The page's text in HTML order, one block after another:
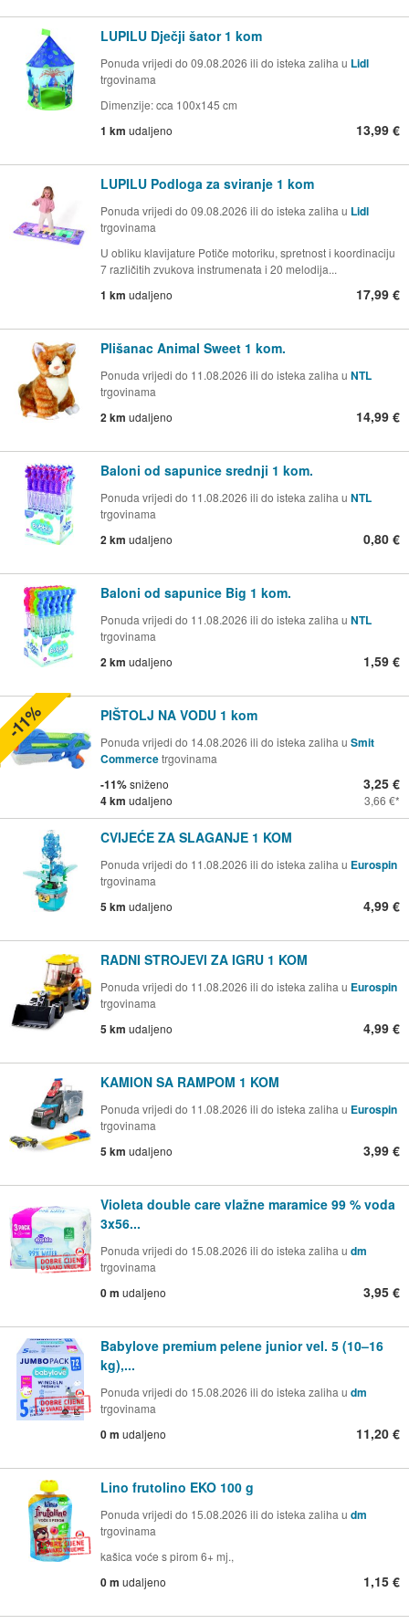
LUPILU Dječji šator 1 kom
Ponuda vrijedi do 09.08.2026 ili do isteka zaliha u Lidl
trgovinama
Dimenzije: cca 100x145 cm
1 km udaljeno 13,99 €
LUPILU Podloga za sviranje 1 kom
Ponuda vrijedi do 09.08.2026 ili do isteka zaliha u Lidl
trgovinama
U obliku klavijature Potiče motoriku, spretnost i koordinaciju
7 različitih zvukova instrumenata i 20 melodija...
1 km udaljeno 17,99 €
Plišanac Animal Sweet 1 kom.
Ponuda vrijedi do 11.08.2026 ili do isteka zaliha u NTL
trgovinama
2 km udaljeno 14,99 €
Baloni od sapunice srednji 1 kom.
Ponuda vrijedi do 11.08.2026 ili do isteka zaliha u NTL
trgovinama
2 km udaljeno 0,80 €
Baloni od sapunice Big 1 kom.
Ponuda vrijedi do 11.08.2026 ili do isteka zaliha u NTL
trgovinama
2 km udaljeno 1,59 €
PIŠTOLJ NA VODU 1 kom
Ponuda vrijedi do 14.08.2026 ili do isteka zaliha u Smit
Commercetrgovinama
-11%sniženo
4 km udaljeno
3,25 €
3,66 €
-11%
CVIJEĆE ZA SLAGANJE 1 KOM
Ponuda vrijedi do 11.08.2026 ili do isteka zaliha u Eurospin
trgovinama
5 km udaljeno 4,99 €
RADNI STROJEVI ZA IGRU 1 KOM
Ponuda vrijedi do 11.08.2026 ili do isteka zaliha u Eurospin
trgovinama
5 km udaljeno 4,99 €
KAMION SA RAMPOM 1 KOM
Ponuda vrijedi do 11.08.2026 ili do isteka zaliha u Eurospin
trgovinama
5 km udaljeno 3,99 €
Violeta double care vlažne maramice 99 % voda
3x56...
Ponuda vrijedi do 15.08.2026 ili do isteka zaliha u dm
trgovinama
0 m udaljeno 3,95 €
Babylove premium pelene junior vel. 5 (10–16
kg),...
Ponuda vrijedi do 15.08.2026 ili do isteka zaliha u dm
trgovinama
0 m udaljeno 11,20 €
Lino frutolino EKO 100 g
Ponuda vrijedi do 15.08.2026 ili do isteka zaliha u dm
trgovinama
kašica voće s pirom 6+ mj.,
0 m udaljeno 1,15 €